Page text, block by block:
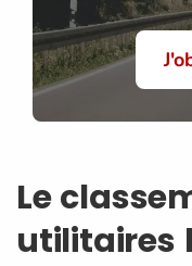
Le
utilitaires